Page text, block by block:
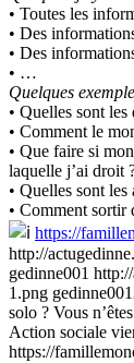
• Toutes les
• Des
• Des
• …
Quelques
• Quelles sont les
• Comment le
• Que faire si
laquelle j’ai droit
• Quelles sont les
• Comment sortir
https://
http://
gedinne001
1.png gedinne001
solo ? Vous
Action sociale
https://